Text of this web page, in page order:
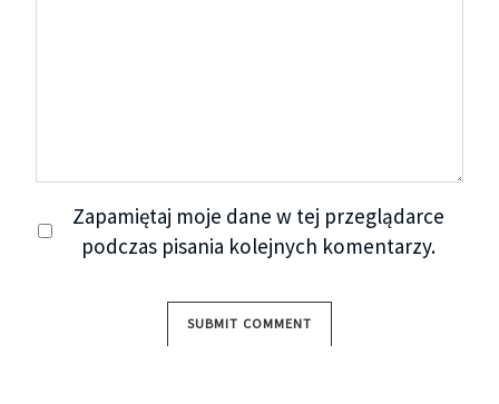
Zapamiętaj moje dane w tej przeglądarce
podczas pisania kolejnych komentarzy.